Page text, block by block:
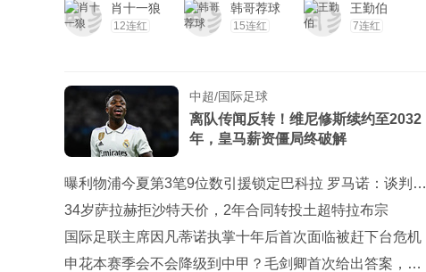
肖十一狼
12连红
韩哥荐球
15连红
王勤伯
7连红
中超/国际足球
离队传闻反转！维尼修斯续约至2032
年，皇马薪资僵局终破解
曝利物浦今夏第3笔9位数引援锁定巴科拉 罗马诺：谈判已
开启
34岁萨拉赫拒沙特天价，2年合同转投土超特拉布宗
国际足联主席因凡蒂诺执掌十年后首次面临被赶下台危机
申花本赛季会不会降级到中甲？毛剑卿首次给出答案，引